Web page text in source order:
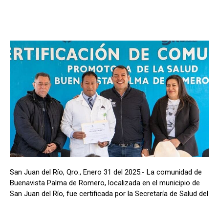
San Juan del Río, Qro., Enero 31 del 2025.- La comunidad de
Buenavista Palma de Romero, localizada en el municipio de
San Juan del Río, fue certificada por la Secretaría de Salud del